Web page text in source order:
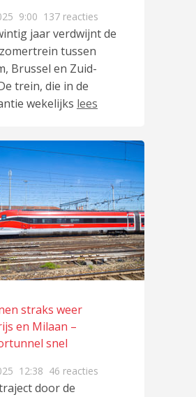
9:00 137 reacties
jaar verdwijnt de
tussen
Brussel en Zuid-
trein, die in de
wekelijks lees
straks weer
en Milaan –
snel
12:38 46 reacties
door de